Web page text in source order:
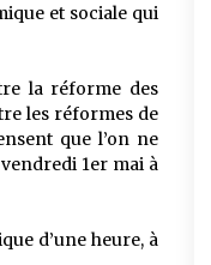
et sociale qui
la réforme des
les réformes de
que l’on ne
1er mai à
d’une heure, à